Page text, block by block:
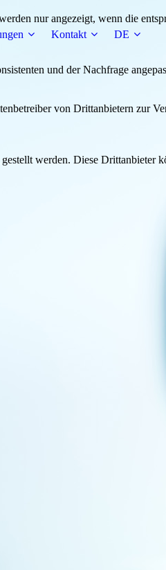
Kontakt DE
nur angezeigt, wenn die
und der Nachfrage
von Drittanbietern zur
werden. Diese Drittanbieter